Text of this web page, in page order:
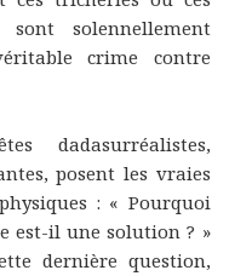
solennellement
crime contre
dadasurréalistes,
posent les vraies
: « Pourquoi
est-il une solution ? »
dernière question,